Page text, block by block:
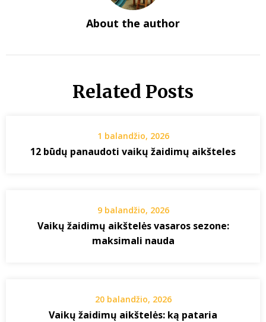
About the author
Related Posts
1 balandžio, 2026
12 būdų panaudoti vaikų žaidimų aikšteles
9 balandžio, 2026
Vaikų žaidimų aikštelės vasaros sezone:
maksimali nauda
20 balandžio, 2026
Vaikų žaidimų aikštelės: ką pataria